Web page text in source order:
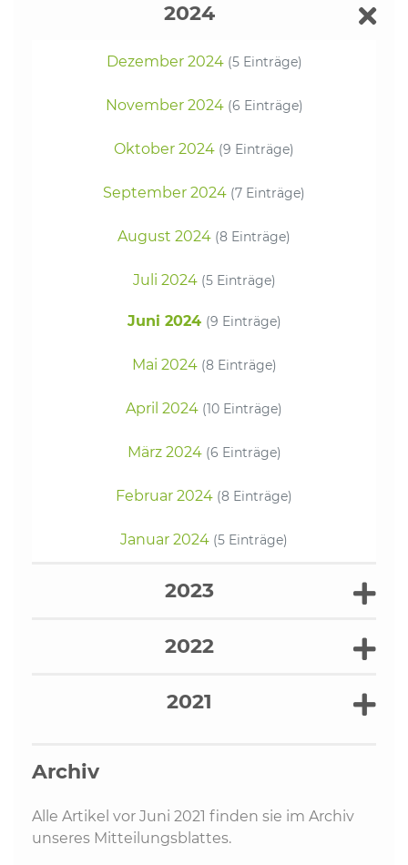
2024
Dezember 2024 (5 Einträge)
November 2024 (6 Einträge)
Oktober 2024 (9 Einträge)
September 2024 (7 Einträge)
August 2024 (8 Einträge)
Juli 2024 (5 Einträge)
Juni 2024 (9 Einträge)
Mai 2024 (8 Einträge)
April 2024 (10 Einträge)
März 2024 (6 Einträge)
Februar 2024 (8 Einträge)
Januar 2024 (5 Einträge)
2023
2022
2021
Archiv
Alle Artikel vor Juni 2021 finden sie im Archiv
unseres Mitteilungsblattes.